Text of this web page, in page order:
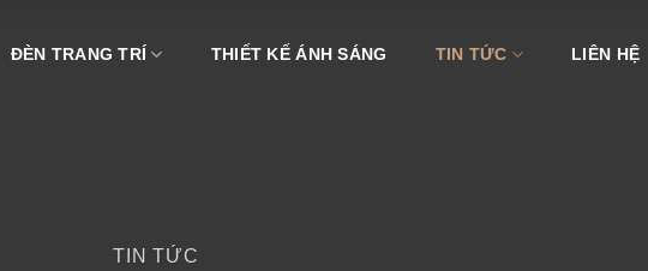
ĐÈN TRANG TRÍ THIẾT KẾ ÁNH SÁNG TIN TỨC LIÊN HỆ
TIN TỨC